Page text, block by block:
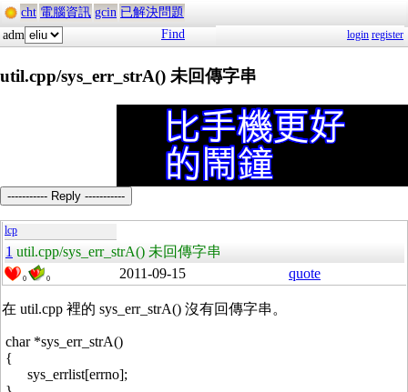
cht 電腦資訊 gcin 已解決問題
adm
Find login register
util.cpp/sys_err_strA() 未回傳字串
----------- Reply -----------
lcp
1 util.cpp/sys_err_strA() 未回傳字串
0 0 2011-09-15 quote
在 util.cpp 裡的 sys_err_strA() 沒有回傳字串。
char *sys_err_strA()
{
sys_errlist[errno];